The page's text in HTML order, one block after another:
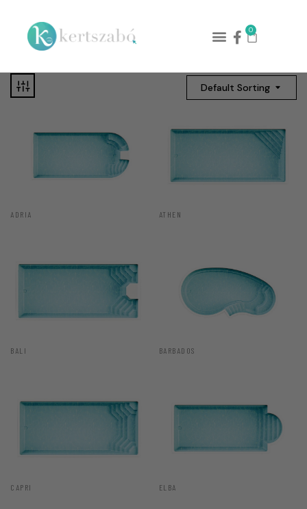
0
Default Sorting
ADRIA ATHEN
BALI BARBADOS
CAPRI ELBA